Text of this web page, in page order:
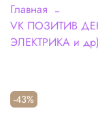
Главная
VK ПОЗИТИВ
ЭЛЕКТРИКА и др)
-43%